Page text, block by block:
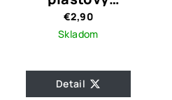
hrebienok s
perlami
€2,90
Skladom
Detail